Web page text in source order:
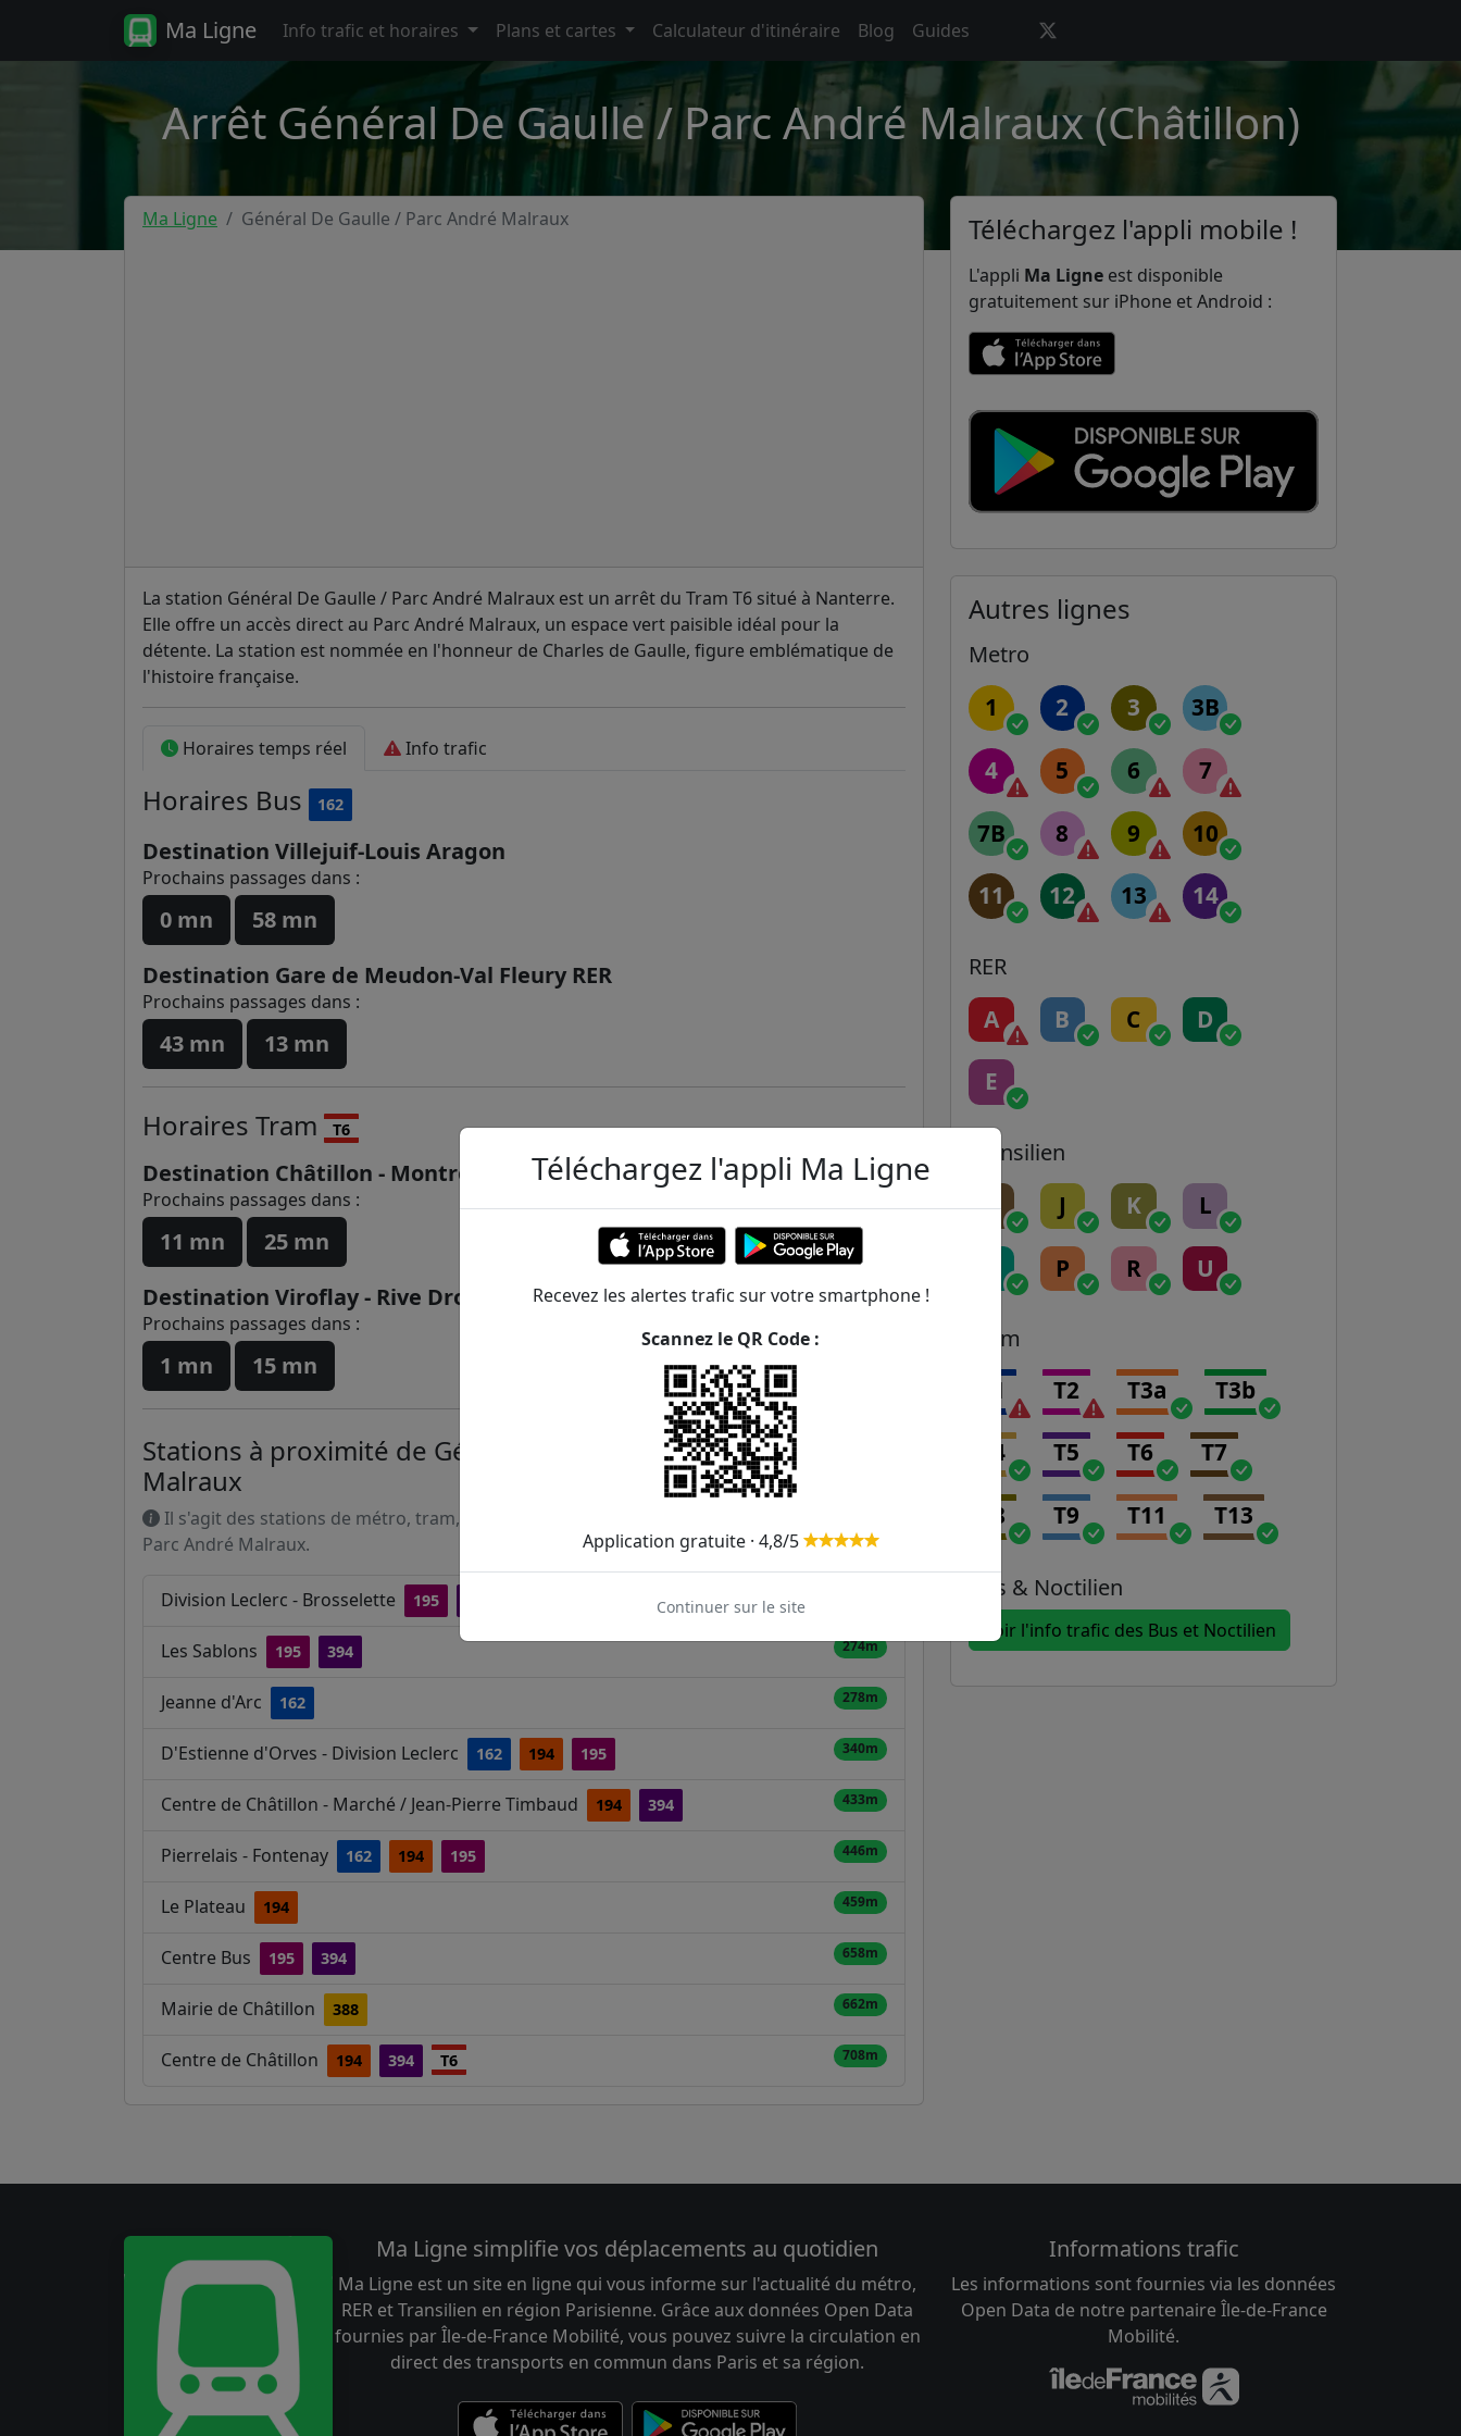
Ma Ligne Info trafic et horaires Plans et cartes Calculateur d'itinéraire Blog Guides
Arrêt Général De Gaulle / Parc André Malraux (Châtillon)
Ma Ligne Général De Gaulle / Parc André Malraux
La station Général De Gaulle / Parc André Malraux est un arrêt du Tram T6 situé à Nanterre.
Elle offre un accès direct au Parc André Malraux, un espace vert paisible idéal pour la
détente. La station est nommée en l'honneur de Charles de Gaulle, figure emblématique de
l'histoire française.
Horaires temps réel Info trafic
Horaires Bus 162
Destination Villejuif-Louis Aragon
Prochains passages dans :
0 mn
58 mn
Destination Gare de Meudon-Val Fleury RER
Prochains passages dans :
43 mn 13 mn
Horaires Tram T6
Destination Châtillon - Montrouge
Prochains passages dans :
11 mn
25 mn
Destination Viroflay - Rive Droite
Prochains passages dans :
1 mn 15 mn
Stations à proximité de Général De Gaulle / Parc André
Malraux
Il s'agit des stations de métro, tram, RER et transilien situées à moins de 1km du tram
Parc André Malraux.
Division Leclerc - Brosselette 195
Les Sablons 195 394 274m
Jeanne d'Arc 162 278m
D'Estienne d'Orves - Division Leclerc 162 194 195 340m
Centre de Châtillon - Marché / Jean-Pierre Timbaud 194 394 433m
Pierrelais - Fontenay 162 194 195 446m
Le Plateau 194 459m
Centre Bus 195 394 658m
Mairie de Châtillon 388 662m
Centre de Châtillon 194 394 T6 708m
Téléchargez l'appli mobile !
L'appli Ma Ligne est disponible
gratuitement sur iPhone et Android :
Autres lignes
Metro
1 2 3 3B
4 5 6 7
7B 8 9 10
11 12 13 14
RER
A B C D
E
Transilien
H J K L
P R U
Tram
T1 T2 T3a T3b
T4 T5 T6 T7
T8 T9 T11 T13
Bus & Noctilien
Voir l'info trafic des Bus et Noctilien
Ma Ligne simplifie vos déplacements au quotidien
Ma Ligne est un site en ligne qui vous informe sur l'actualité du métro,
RER et Transilien en région Parisienne. Grâce aux données Open Data
fournies par Île-de-France Mobilité, vous pouvez suivre la circulation en
direct des transports en commun dans Paris et sa région.
Informations trafic
Les informations sont fournies via les données
Open Data de notre partenaire Île-de-France
Mobilité.
Téléchargez l'appli Ma Ligne
Recevez les alertes trafic sur votre smartphone !
Scannez le QR Code :
Application gratuite · 4,8/5
Continuer sur le site